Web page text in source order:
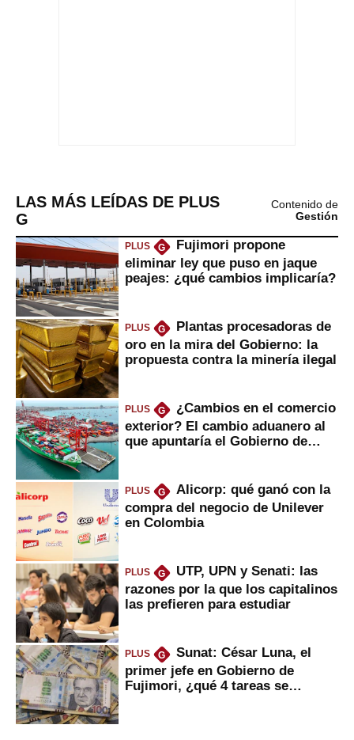
LAS MÁS LEÍDAS DE PLUS
G
Contenido de
Gestión
PLUS G
Fujimori propone
eliminar ley que puso en jaque
peajes: ¿qué cambios implicaría?
PLUS G
Plantas procesadoras de
oro en la mira del Gobierno: la
propuesta contra la minería ilegal
PLUS G
¿Cambios en el comercio
exterior? El cambio aduanero al
que apuntaría el Gobierno de
PLUS G
Alicorp: qué ganó con la
compra del negocio de Unilever
en Colombia
PLUS G
UTP, UPN y Senati: las
razones por la que los capitalinos
las prefieren para estudiar
PLUS G
Sunat: César Luna, el
primer jefe en Gobierno de
Fujimori, ¿qué 4 tareas se